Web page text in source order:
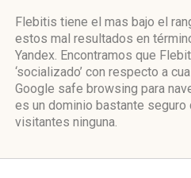
Flebitis tiene el mas bajo el
estos mal resultados en
Yandex. Encontramos que
‘socializado’ con respecto a
Google safe browsing para
es un dominio bastante
visitantes ninguna.